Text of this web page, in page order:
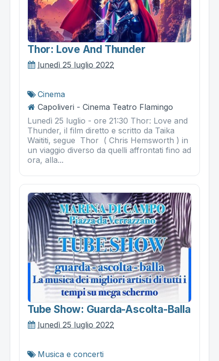
Thor: Love And Thunder
lunedì 25 luglio 2022
Cinema
Capoliveri - Cinema Teatro Flamingo
Lunedì 25 luglio - ore 21:30 Thor: Love and
Thunder, il film diretto e scritto da Taika
Waititi, segue Thor ( Chris Hemsworth ) in
un viaggio diverso da quelli affrontati fino ad
ora, alla...
Tube Show: Guarda-Ascolta-Balla
lunedì 25 luglio 2022
Musica e concerti